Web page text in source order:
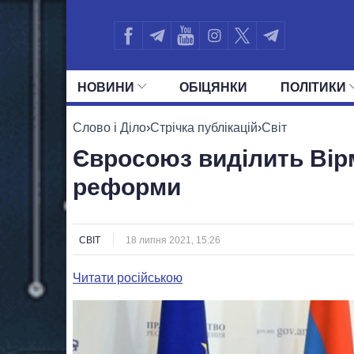
НОВИНИ ОБIЦЯНКИ ПОЛIТИКИ
УСІ ПОЛІТИКИ ПРЕЗИДЕНТ І ОФІС
Слово і Діло›Стрічка публікацій›Світ
Євросоюз виділить
реформи
СВІТ 18 липня 2021, 15:26
Читати російською